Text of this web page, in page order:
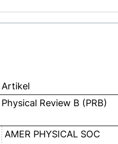
Artikel
Physical Review B (PRB)
AMER PHYSICAL SOC